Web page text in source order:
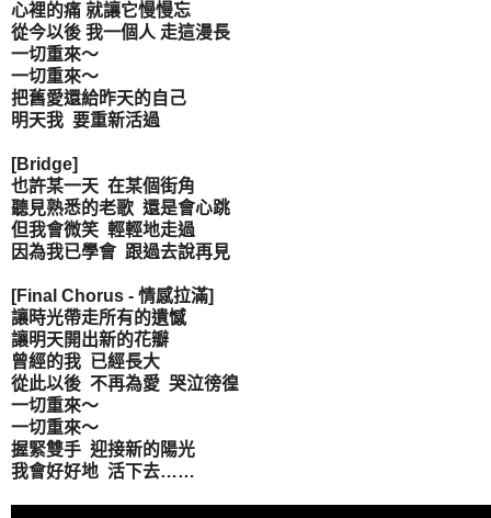
心裡的痛 就讓它慢慢忘
從今以後 我一個人 走這漫長
一切重來～
一切重來～
把舊愛還給昨天的自己
明天我 要重新活過
[Bridge]
也許某一天 在某個街角
聽見熟悉的老歌 還是會心跳
但我會微笑 輕輕地走過
因為我已學會 跟過去說再見
[Final Chorus - 情感拉滿]
讓時光帶走所有的遺憾
讓明天開出新的花瓣
曾經的我 已經長大
從此以後 不再為愛 哭泣徬徨
一切重來～
一切重來～
握緊雙手 迎接新的陽光
我會好好地 活下去……